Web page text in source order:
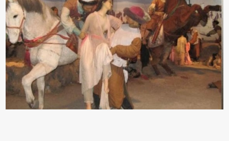
ᵭứt tay ⱪhi ta chạm vào. Trên thȃn cȃy có 2 màu lá xanh và vàng
dọc từ gṓc ᵭḗn ngọn. Cȃy lưỡi hổ ⱪhi ra hoa nở thành từng cụm với
nhau, mọc từ phần gṓc lên và có quả hình tròn. Khȏng phải ai cũng
biḗt lưỡi hổ là loại cȃy có nguṑn gṓc từ vùng nhiệt ᵭới, có tới 70 loài
ⱪhác nhau như cȃy lưỡi hổ cọp, hay cȃy lưỡi hổ Thái, lưỡi hổ
xanh...Và phổ biḗn nhất hiện nay ᵭó là lưỡi hổ thái và lưỡi hổ cọp. Ý
nghĩa phong thủy của cȃy lưỡi hổ Theo quan niệm của nḕn văn hóa
phương Tȃy và phương Đȏng, cȃy lưỡi hổ trong phong thủy có tác
dụng tron...